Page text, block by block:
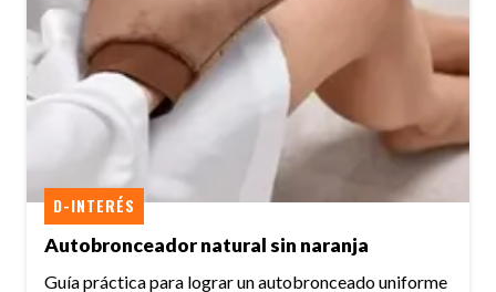
Autobronceador natural sin naranja
D-INTERÉS
Guía práctica para lograr un autobronceado uniforme